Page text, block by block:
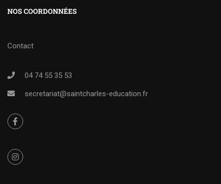
NOS COORDONNÉES
Contact
04 74 55 35 53
secretariat@saintcharles-education.fr